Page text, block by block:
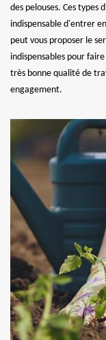
des pelouses. Ces types
indispensable d'entrer
peut vous proposer le
indispensables pour
très bonne qualité de
engagement.